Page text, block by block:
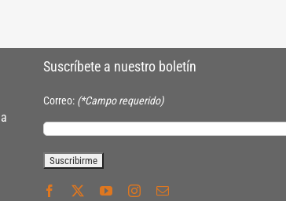
Suscríbete a nuestro boletín
Correo: (*Campo requerido)